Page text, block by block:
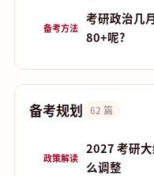
备考方法
考研政治几
80+呢?
备考规划 62 篇
政策解读
2027 考研
么调整